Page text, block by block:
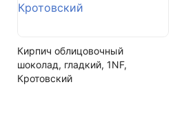
Написать на почту
Кол-во в машине
Кирпич облицовочный
шоколад, гладкий, 1NF,
Кротовский